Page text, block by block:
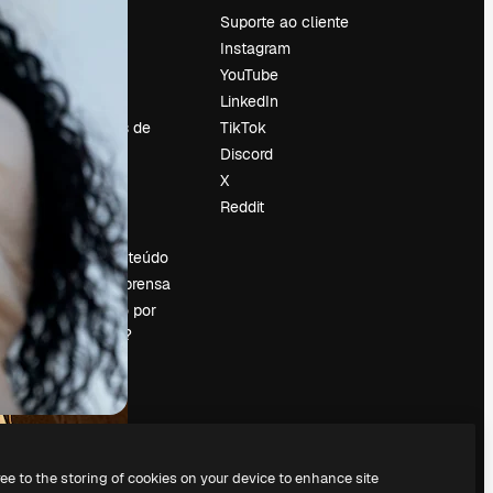
Reviews
Emprego
Tendências de
pesquisa
Eventos
Slidesgo
Vender conteúdo
Sala de imprensa
Procurando por
magnific.ai?
Suporte ao cliente
Instagram
YouTube
LinkedIn
TikTok
Discord
X
Reddit
to the storing of cookies on your device to enhance site